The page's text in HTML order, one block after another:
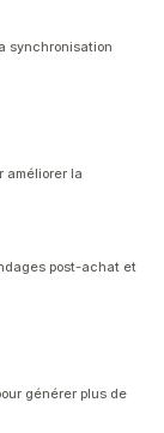
synchronisation
améliorer la
post-achat et
générer plus de